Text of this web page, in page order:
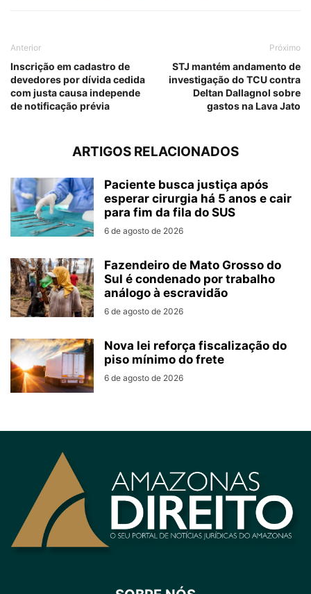
Anterior
Inscrição em cadastro de
devedores por dívida cedida
com justa causa independe
de notificação prévia
Próximo
STJ mantém andamento de
investigação do TCU contra
Deltan Dallagnol sobre
gastos na Lava Jato
ARTIGOS RELACIONADOS
Paciente busca justiça após
esperar cirurgia há 5 anos e cair
para fim da fila do SUS
6 de agosto de 2026
Fazendeiro de Mato Grosso do
Sul é condenado por trabalho
análogo à escravidão
6 de agosto de 2026
Nova lei reforça fiscalização do
piso mínimo do frete
6 de agosto de 2026